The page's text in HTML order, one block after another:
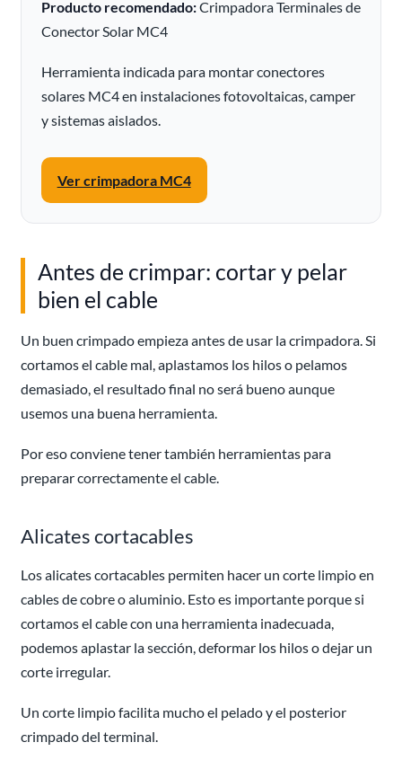
Producto recomendado:Crimpadora Terminales de
Conector Solar MC4
Herramienta indicada para montar conectores
solares MC4 en instalaciones fotovoltaicas, camper
y sistemas aislados.
Ver crimpadora MC4
Antes de crimpar: cortar y pelar
bien el cable
Un buen crimpado empieza antes de usar la crimpadora. Si
cortamos el cable mal, aplastamos los hilos o pelamos
demasiado, el resultado final no será bueno aunque
usemos una buena herramienta.
Por eso conviene tener también herramientas para
preparar correctamente el cable.
Alicates cortacables
Los alicates cortacables permiten hacer un corte limpio en
cables de cobre o aluminio. Esto es importante porque si
cortamos el cable con una herramienta inadecuada,
podemos aplastar la sección, deformar los hilos o dejar un
corte irregular.
Un corte limpio facilita mucho el pelado y el posterior
crimpado del terminal.